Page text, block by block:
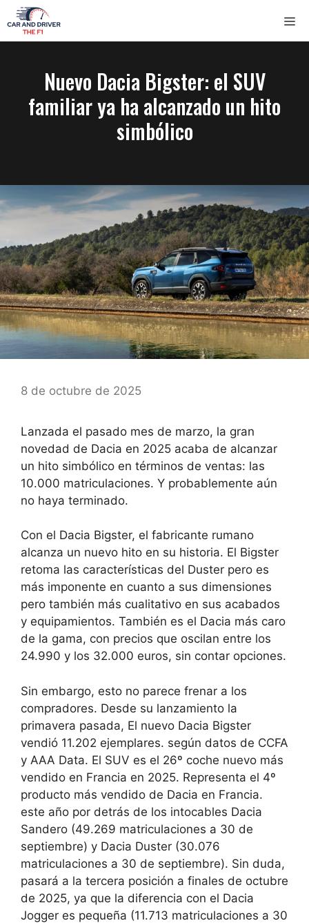
Saltar
al
contenido
Nuevo Dacia Bigster: el SUV
familiar ya ha alcanzado un hito
simbólico
8 de octubre de 2025
Lanzada el pasado mes de marzo, la gran
novedad de Dacia en 2025 acaba de alcanzar
un hito simbólico en términos de ventas: las
10.000 matriculaciones. Y probablemente aún
no haya terminado.
Con el Dacia Bigster, el fabricante rumano
alcanza un nuevo hito en su historia. El Bigster
retoma las características del Duster pero es
más imponente en cuanto a sus dimensiones
pero también más cualitativo en sus acabados
y equipamientos. También es el Dacia más caro
de la gama, con precios que oscilan entre los
24.990 y los 32.000 euros, sin contar opciones.
Sin embargo, esto no parece frenar a los
compradores. Desde su lanzamiento la
primavera pasada, El nuevo Dacia Bigster
vendió 11.202 ejemplares. según datos de CCFA
y AAA Data. El SUV es el 26º coche nuevo más
vendido en Francia en 2025. Representa el 4º
producto más vendido de Dacia en Francia.
este año por detrás de los intocables Dacia
Sandero (49.269 matriculaciones a 30 de
septiembre) y Dacia Duster (30.076
matriculaciones a 30 de septiembre). Sin duda,
pasará a la tercera posición a finales de octubre
de 2025, ya que la diferencia con el Dacia
Jogger es pequeña (11.713 matriculaciones a 30